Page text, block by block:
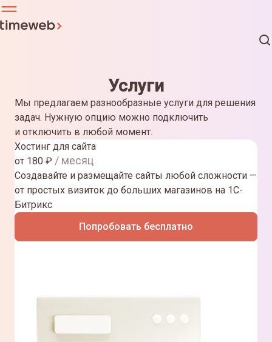
Услуги
Мы предлагаем разнообразные услуги для решения
задач. Нужную опцию можно подключить
и отключить в любой момент.
Хостинг для сайта
от 180 ₽ / месяц
Создавайте и размещайте сайты любой сложности —
от простых визиток до больших магазинов на 1С-
Битрикс
Попробовать бесплатно